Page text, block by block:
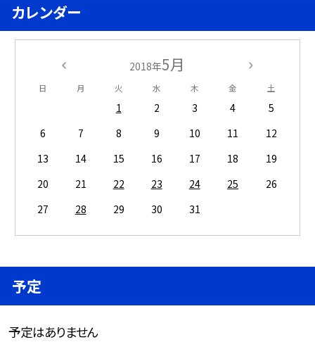
カレンダー
2018年5月
日 月 火 水 木 金 土
1 2 3 4
5
6
7 8 9 10 11
12
13
14 15 16 17 18
19
20
21 22 23 24 25
26
27
28 29 30 31
予定
予定はありません